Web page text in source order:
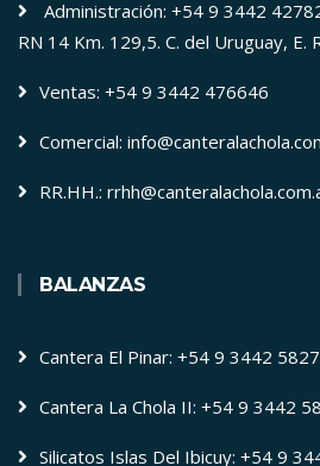
Administración: +54 9 3442
RN 14 Km. 129,5. C. del Uruguay, E.
Ventas: +54 9 3442 476646
Comercial:
RR.HH.:
BALANZAS
Cantera El Pinar: +54 9 3442
Cantera La Chola II: +54 9 3442
Silicatos Islas Del Ibicuy: +54 9